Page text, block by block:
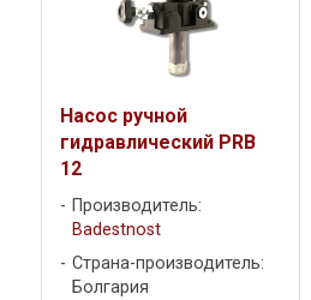
Насос ручной
гидравлический PRB
12
Производитель:
Badestnost
Страна-производитель:
Болгария